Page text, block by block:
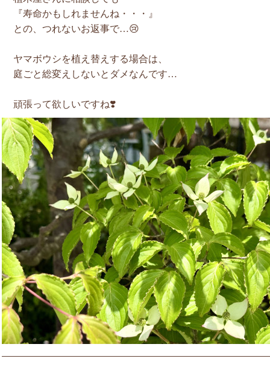
『寿命かもしれませんね・・・』
との、つれないお返事で…😢
ヤマボウシを植え替えする場合は、
庭ごと総変えしないとダメなんです…
頑張って欲しいですね❣️